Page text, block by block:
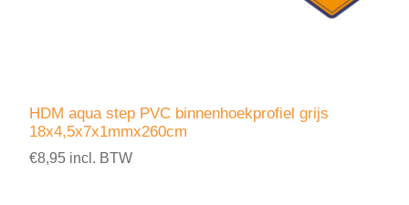
HDM aqua step PVC binnenhoekprofiel grijs
18x4,5x7x1mmx260cm
€8,95 incl. BTW